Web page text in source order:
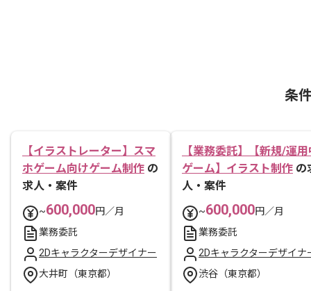
条
【イラストレーター】スマ
ホゲーム向けゲーム制作 の
求人・案件
~600,000円／月
業務委託
2Dキャラクターデザイナー
大井町（東京都）
【業務委託】【新規/運用
ゲーム】イラスト制作 の
人・案件
~600,000円／月
業務委託
2Dキャラクターデザイナ
渋谷（東京都）